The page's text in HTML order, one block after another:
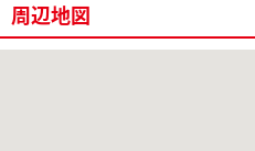
周辺地図